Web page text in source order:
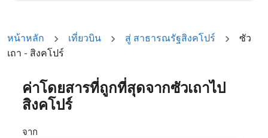
หน้าหลัก เที่ยวบิน สู่ สาธารณรัฐสิงคโปร์
ซัว
เถา - สิงคโปร์
ค่าโดยสารที่ถูกที่สุดจากซัวเถาไป
สิงคโปร์
จาก
ลองอัปเดตเส้นทางของคุณ (ต้นทางและ/หรือปลายทาง) หรื